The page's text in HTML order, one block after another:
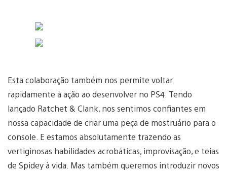
Esta colaboração também nos permite voltar
rapidamente à ação ao desenvolver no PS4. Tendo
lançado Ratchet & Clank, nos sentimos confiantes em
nossa capacidade de criar uma peça de mostruário para o
console. E estamos absolutamente trazendo as
vertiginosas habilidades acrobáticas, improvisação, e teias
de Spidey à vida. Mas também queremos introduzir novos